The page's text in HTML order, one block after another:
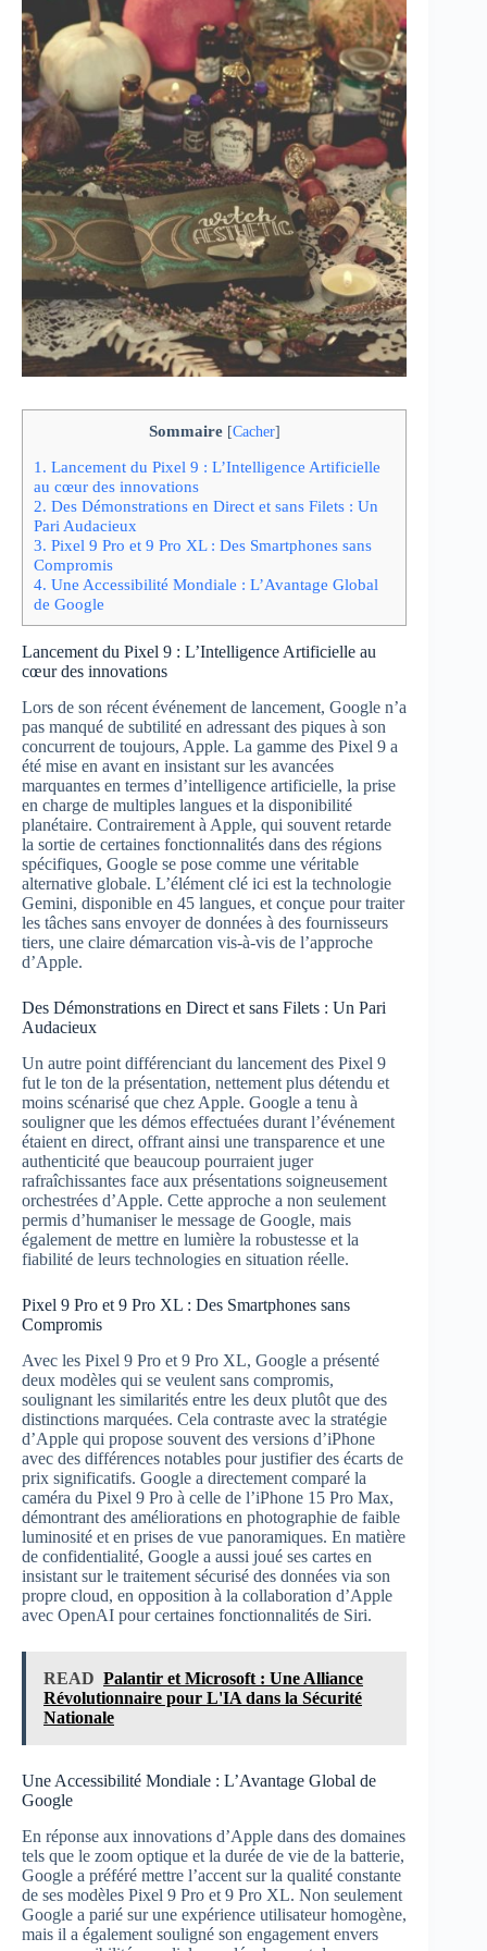
Sommaire [Cacher]
1. Lancement du Pixel 9 : L’Intelligence Artificielle
au cœur des innovations
2. Des Démonstrations en Direct et sans Filets : Un
Pari Audacieux
3. Pixel 9 Pro et 9 Pro XL : Des Smartphones sans
Compromis
4. Une Accessibilité Mondiale : L’Avantage Global
de Google
Lancement du Pixel 9 : L’Intelligence Artificielle au
cœur des innovations
Lors de son récent événement de lancement, Google n’a
pas manqué de subtilité en adressant des piques à son
concurrent de toujours, Apple. La gamme des Pixel 9 a
été mise en avant en insistant sur les avancées
marquantes en termes d’intelligence artificielle, la prise
en charge de multiples langues et la disponibilité
planétaire. Contrairement à Apple, qui souvent retarde
la sortie de certaines fonctionnalités dans des régions
spécifiques, Google se pose comme une véritable
alternative globale. L’élément clé ici est la technologie
Gemini, disponible en 45 langues, et conçue pour traiter
les tâches sans envoyer de données à des fournisseurs
tiers, une claire démarcation vis-à-vis de l’approche
d’Apple.
Des Démonstrations en Direct et sans Filets : Un Pari
Audacieux
Un autre point différenciant du lancement des Pixel 9
fut le ton de la présentation, nettement plus détendu et
moins scénarisé que chez Apple. Google a tenu à
souligner que les démos effectuées durant l’événement
étaient en direct, offrant ainsi une transparence et une
authenticité que beaucoup pourraient juger
rafraîchissantes face aux présentations soigneusement
orchestrées d’Apple. Cette approche a non seulement
permis d’humaniser le message de Google, mais
également de mettre en lumière la robustesse et la
fiabilité de leurs technologies en situation réelle.
Pixel 9 Pro et 9 Pro XL : Des Smartphones sans
Compromis
Avec les Pixel 9 Pro et 9 Pro XL, Google a présenté
deux modèles qui se veulent sans compromis,
soulignant les similarités entre les deux plutôt que des
distinctions marquées. Cela contraste avec la stratégie
d’Apple qui propose souvent des versions d’iPhone
avec des différences notables pour justifier des écarts de
prix significatifs. Google a directement comparé la
caméra du Pixel 9 Pro à celle de l’iPhone 15 Pro Max,
démontrant des améliorations en photographie de faible
luminosité et en prises de vue panoramiques. En matière
de confidentialité, Google a aussi joué ses cartes en
insistant sur le traitement sécurisé des données via son
propre cloud, en opposition à la collaboration d’Apple
avec OpenAI pour certaines fonctionnalités de Siri.
READ Palantir et Microsoft : Une Alliance
Révolutionnaire pour L'IA dans la Sécurité
Nationale
Une Accessibilité Mondiale : L’Avantage Global de
Google
En réponse aux innovations d’Apple dans des domaines
tels que le zoom optique et la durée de vie de la batterie,
Google a préféré mettre l’accent sur la qualité constante
de ses modèles Pixel 9 Pro et 9 Pro XL. Non seulement
Google a parié sur une expérience utilisateur homogène,
mais il a également souligné son engagement envers